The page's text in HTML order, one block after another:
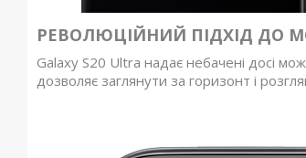
РЕВОЛЮЦІЙНИЙ ПІДХІД ДО
Galaxy S20 Ultra надає небачені досі
дозволяє заглянути за горизонт і